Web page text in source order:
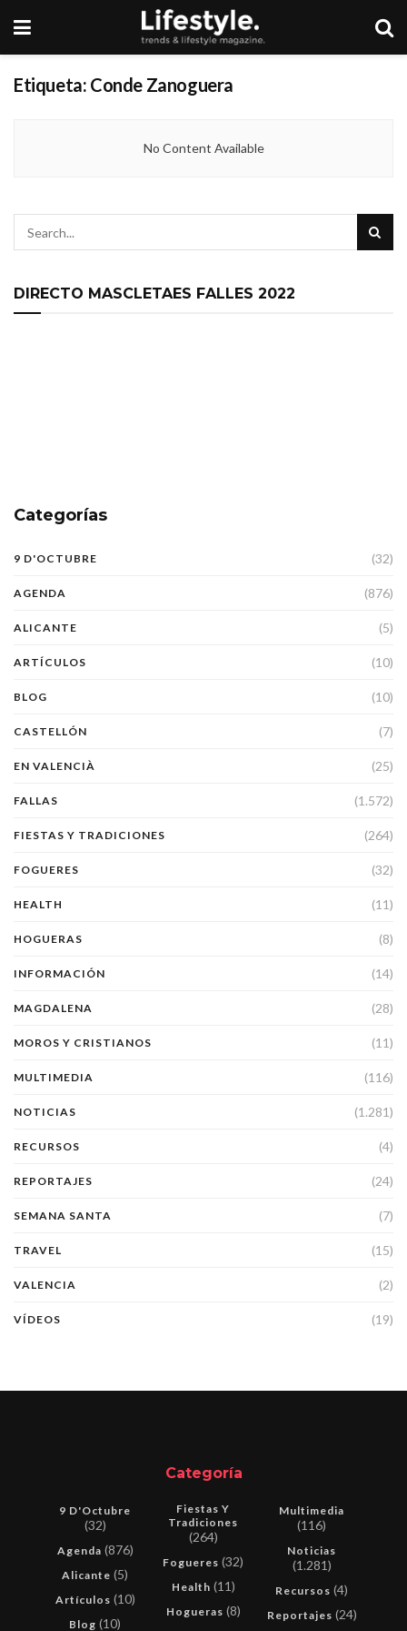
Etiqueta: Conde Zanoguera
No Content Available
DIRECTO MASCLETAES FALLES 2022
Categorías
9 D'OCTUBRE (32)
AGENDA (876)
ALICANTE (5)
ARTÍCULOS (10)
BLOG (10)
CASTELLÓN (7)
EN VALENCIÀ (25)
FALLAS (1.572)
FIESTAS Y TRADICIONES (264)
FOGUERES (32)
HEALTH (11)
HOGUERAS (8)
INFORMACIÓN (14)
MAGDALENA (28)
MOROS Y CRISTIANOS (11)
MULTIMEDIA (116)
NOTICIAS (1.281)
RECURSOS (4)
REPORTAJES (24)
SEMANA SANTA (7)
TRAVEL (15)
VALENCIA (2)
VÍDEOS (19)
Categoría
9 D'Octubre
(32)
Agenda (876)
Alicante (5)
Artículos (10)
Blog (10)
Fiestas Y
Tradiciones
(264)
Fogueres (32)
Health (11)
Hogueras (8)
Multimedia
(116)
Noticias
(1.281)
Recursos (4)
Reportajes (24)